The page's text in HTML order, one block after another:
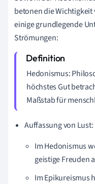
betonen die Wichtigkeit
einige grundlegende
Strömungen:
Hedonismus:
höchstes Gut
Maßstab für
Auffassung von Lust:
Im Hedonismus
geistige Freuden
Im Epikureismus